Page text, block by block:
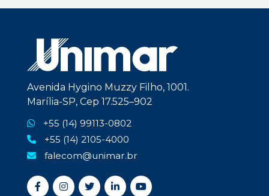
Avenida Hygino Muzzy Filho, 1001.
Marília-SP, Cep 17.525–902
+55 (14) 99113-0802
+55 (14) 2105-4000
falecom@unimar.br